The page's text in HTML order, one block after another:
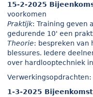
15-2-2025
voorkomen
Praktijk: Training geven
gedurende 10' een
Theorie: bespreken van
blessures. Iedere
over hardlooptechniek
1-3-2025